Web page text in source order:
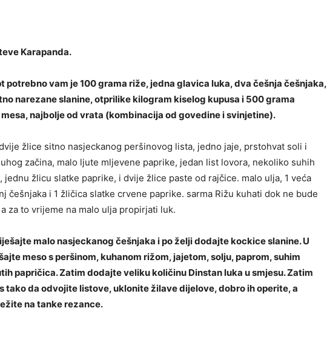
Karapanda.
potrebno vam je 100 grama riže, jedna glavica luka, dva češnja češnjaka,
narezane slanine, otprilike kilogram kiselog kupusa i 500 grama
najbolje od vrata (kombinacija od govedine i svinjetine).
žlice sitno nasjeckanog peršinovog lista, jedno jaje, prstohvat soli i
začina, malo ljute mljevene paprike, jedan list lovora, nekoliko suhih
jednu žlicu slatke paprike, i dvije žlice paste od rajčice. malo ulja, 1 veća
češnjaka i 1 žličica slatke crvene paprike. sarma Rižu kuhati dok ne bude
za to vrijeme na malo ulja propirjati luk.
malo nasjeckanog češnjaka i po želji dodajte kockice slanine. U
meso s peršinom, kuhanom rižom, jajetom, solju, paprom, suhim
papričica. Zatim dodajte veliku količinu Dinstan luka u smjesu. Zatim
tako da odvojite listove, uklonite žilave dijelove, dobro ih operite, a
na tanke rezance.